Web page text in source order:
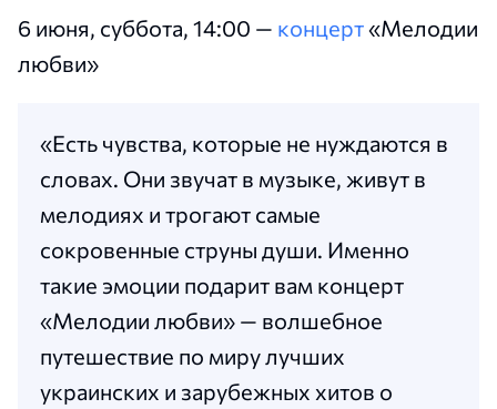
6 июня, суббота, 14:00 — концерт«Мелодии
любви»
«Есть чувства, которые не нуждаются в
словах. Они звучат в музыке, живут в
мелодиях и трогают самые
сокровенные струны души. Именно
такие эмоции подарит вам концерт
«Мелодии любви» — волшебное
путешествие по миру лучших
украинских и зарубежных хитов о